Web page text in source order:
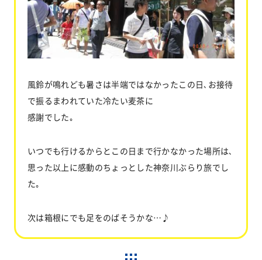
風鈴が鳴れども暑さは半端ではなかったこの日､お接待
で振るまわれていた冷たい麦茶に
感謝でした｡
いつでも行けるからとこの日まで行かなかった場所は､
思った以上に感動のちょっとした神奈川ぶらり旅でし
た｡
次は箱根にでも足をのばそうかな…♪